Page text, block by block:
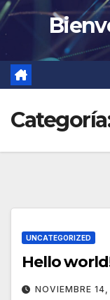
UNCATEGORIZED
Hello
NOVIEMBRE